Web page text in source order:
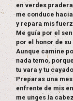
en verdes
me conduce
y repara mis
Me guía por el
por el honor de
Aunque camine
nada temo,
tu vara y tu
Preparas una
enfrente de mis
me unges la